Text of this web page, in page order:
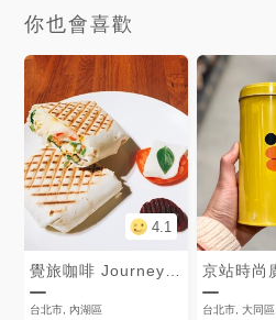
你也會喜歡
4.1
台北市, 內湖區 台北市, 大同區